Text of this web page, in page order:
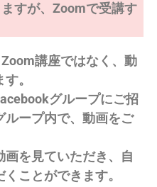
すが、Zoomで受講す
講座ではなく、動
。
グループにご招
ループ内で、動画をご
画を見ていただき、自
ことができます。